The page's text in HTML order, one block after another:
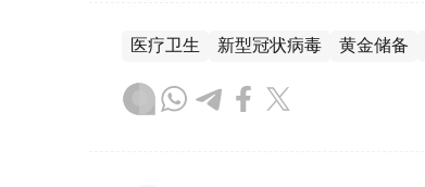
医疗卫生 新型冠状病毒 黄金储备